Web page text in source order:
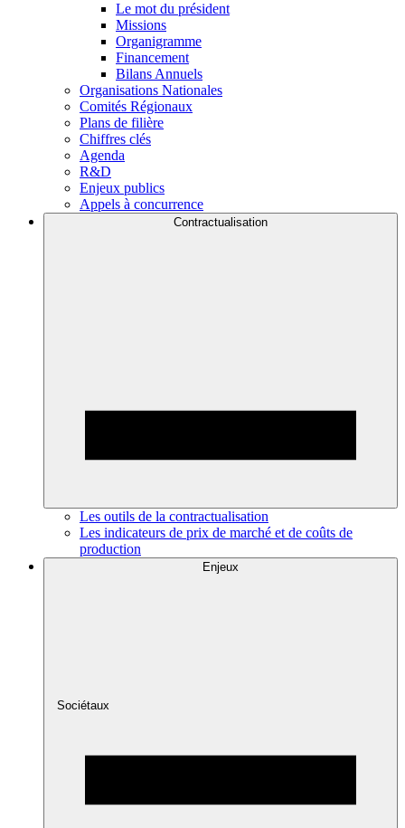
Le mot du président
Missions
Organigramme
Financement
Bilans Annuels
Organisations Nationales
Comités Régionaux
Plans de filière
Chiffres clés
Agenda
R&D
Enjeux publics
Appels à concurrence
Contractualisation
Les outils de la contractualisation
Les indicateurs de prix de marché et de coûts de
production
Enjeux
Sociétaux